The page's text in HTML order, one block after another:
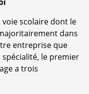
scolaire dont le
dans
entreprise que
le premier
a trois